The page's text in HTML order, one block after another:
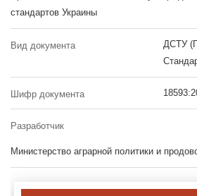
стандартов Украины
Вид документа
ДСТУ
Шифр документа
Разработчик
Министерство аграрной политики и